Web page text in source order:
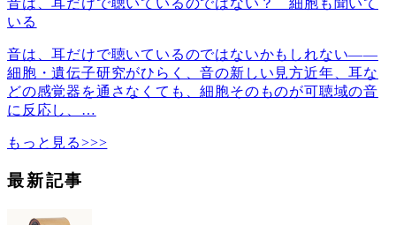
音は、耳だけで聴いているのではない？ 細胞も聞いて
いる
音は、耳だけで聴いているのではないかもしれない――
細胞・遺伝子研究がひらく、音の新しい見方近年、耳な
どの感覚器を通さなくても、細胞そのものが可聴域の音
に反応し、 …
もっと見る>>>
最新記事